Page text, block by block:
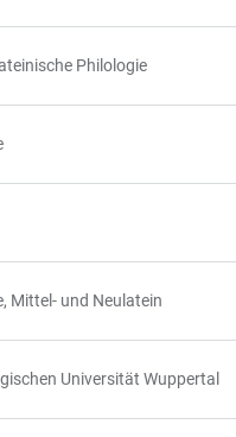
Philologie
Mittel- und Neulatein
Universität Wuppertal